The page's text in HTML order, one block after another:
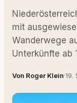
mit
Wanderwege
Unterkünfte ab
Von Roger Klein·19.